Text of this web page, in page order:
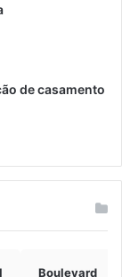
de casamento
Boulevard